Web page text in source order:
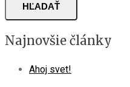
HĽADAŤ
Najnovšie články
Ahoj svet!